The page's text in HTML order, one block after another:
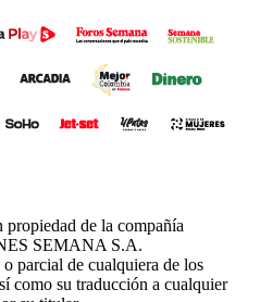
propiedad de la compañía
SEMANA S.A.
parcial de cualquiera de los
como su traducción a cualquier